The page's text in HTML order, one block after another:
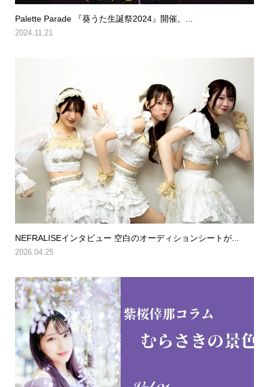
Palette Parade 『葵うた生誕祭2024』開催。...
2024.11.21
NEFRALISEインタビュー 空白のオーディションシートが...
2026.04.25